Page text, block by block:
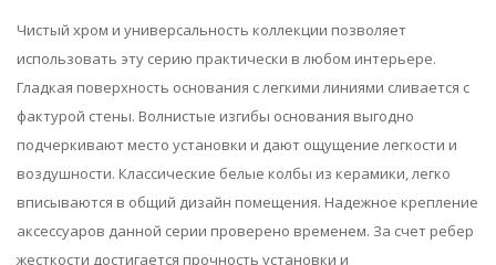
Чистый хром и универсальность коллекции позволяет
использовать эту серию практически в любом интерьере.
Гладкая поверхность основания с легкими линиями сливается с
фактурой стены. Волнистые изгибы основания выгодно
подчеркивают место установки и дают ощущение легкости и
воздушности. Классические белые колбы из керамики, легко
вписываются в общий дизайн помещения. Надежное крепление
аксессуаров данной серии проверено временем. За счет ребер
жесткости достигается прочность установки и